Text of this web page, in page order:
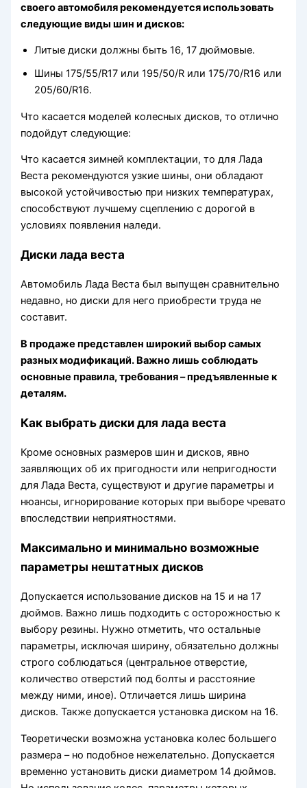
своего автомобиля рекомендуется использовать
следующие виды шин и дисков:
Литые диски должны быть 16, 17 дюймовые.
Шины 175/55/R17 или 195/50/R или 175/70/R16 или
205/60/R16.
Что касается моделей колесных дисков, то отлично
подойдут следующие:
Что касается зимней комплектации, то для Лада
Веста рекомендуются узкие шины, они обладают
высокой устойчивостью при низких температурах,
способствуют лучшему сцеплению с дорогой в
условиях появления наледи.
Диски лада веста
Автомобиль Лада Веста был выпущен сравнительно
недавно, но диски для него приобрести труда не
составит.
В продаже представлен широкий выбор самых
разных модификаций. Важно лишь соблюдать
основные правила, требования – предъявленные к
деталям.
Как выбрать диски для лада веста
Кроме основных размеров шин и дисков, явно
заявляющих об их пригодности или непригодности
для Лада Веста, существуют и другие параметры и
нюансы, игнорирование которых при выборе чревато
впоследствии неприятностями.
Максимально и минимально возможные
параметры нештатных дисков
Допускается использование дисков на 15 и на 17
дюймов. Важно лишь подходить с осторожностью к
выбору резины. Нужно отметить, что остальные
параметры, исключая ширину, обязательно должны
строго соблюдаться (центральное отверстие,
количество отверстий под болты и расстояние
между ними, иное). Отличается лишь ширина
дисков. Также допускается установка диском на 16.
Теоретически возможна установка колес большего
размера – но подобное нежелательно. Допускается
временно установить диски диаметром 14 дюймов.